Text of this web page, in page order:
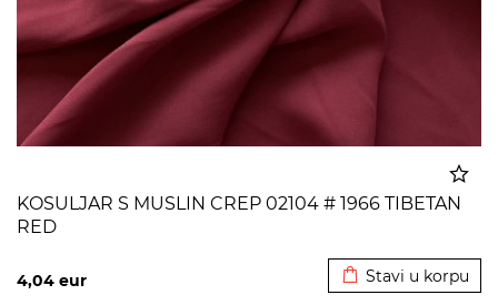
KOSULJAR S MUSLIN CREP 02104 # 1966 TIBETAN
RED
4,04 eur Stavi u korpu